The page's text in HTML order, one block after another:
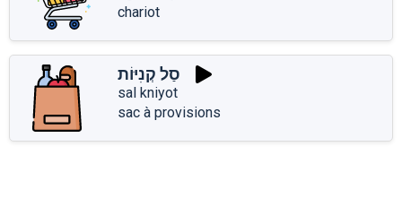
chariot
סַל קְנִיּוֹת
sal kniyot
sac à provisions